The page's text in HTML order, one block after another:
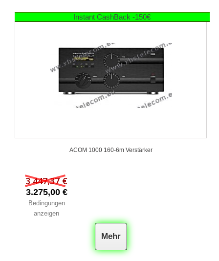
Instant CashBack -150€
ACOM 1000 160-6m Verstärker
3 447,37 €
3.275,00 €
Bedingungen
anzeigen
Mehr